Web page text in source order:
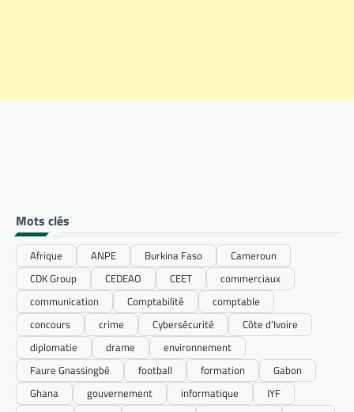
Mots clés
Afrique ANPE Burkina Faso
Cameroun
CDK Group
CEDEAO CEET
commerciaux
communication
Comptabilité
comptable
concours
crime Cybersécurité
Côte d’Ivoire
diplomatie
drame
environnement
Faure Gnassingbé
football formation
Gabon
Ghana
gouvernement informatique
IYF